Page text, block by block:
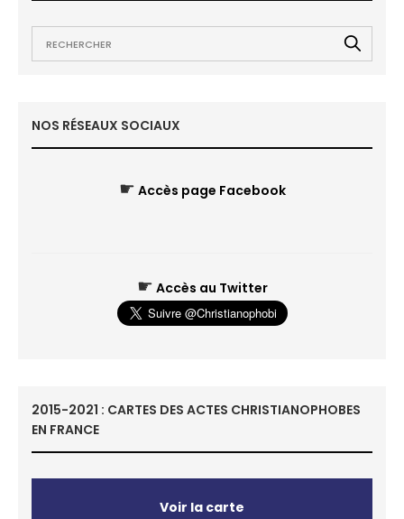
NOS RÉSEAUX SOCIAUX
☛ Accès page Facebook
☛ Accès au Twitter
2015-2021 : CARTES DES ACTES CHRISTIANOPHOBES
EN FRANCE
Voir la carte